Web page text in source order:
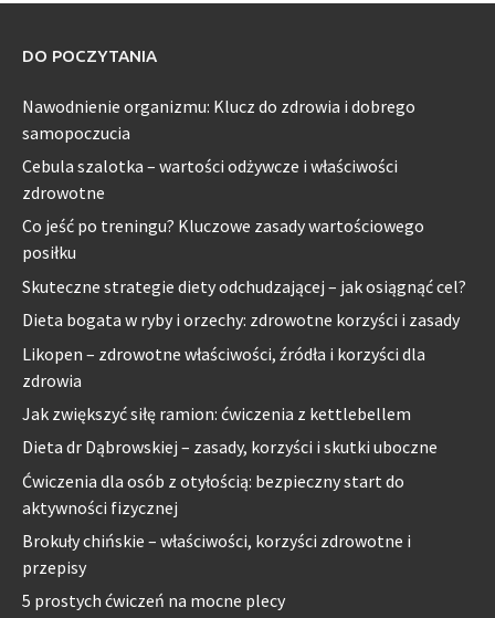
DO POCZYTANIA
Nawodnienie organizmu: Klucz do zdrowia i dobrego
samopoczucia
Cebula szalotka – wartości odżywcze i właściwości
zdrowotne
Co jeść po treningu? Kluczowe zasady wartościowego
posiłku
Skuteczne strategie diety odchudzającej – jak osiągnąć cel?
Dieta bogata w ryby i orzechy: zdrowotne korzyści i zasady
Likopen – zdrowotne właściwości, źródła i korzyści dla
zdrowia
Jak zwiększyć siłę ramion: ćwiczenia z kettlebellem
Dieta dr Dąbrowskiej – zasady, korzyści i skutki uboczne
Ćwiczenia dla osób z otyłością: bezpieczny start do
aktywności fizycznej
Brokuły chińskie – właściwości, korzyści zdrowotne i
przepisy
5 prostych ćwiczeń na mocne plecy